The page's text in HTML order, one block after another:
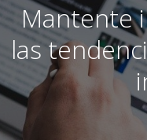
Mantente
las